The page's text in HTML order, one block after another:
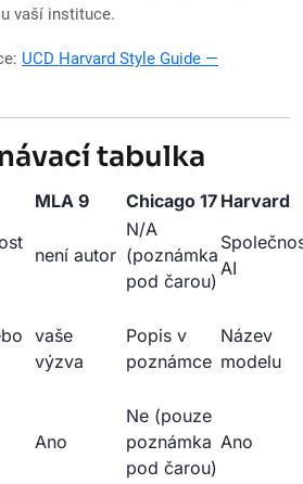
vaší instituce.
UCD Harvard Style Guide —
tabulka
MLA 9 Chicago 17 Harvard
není autor
N/A
(poznámka
pod čarou)
AI
vaše
výzva
Popis v
poznámce
Název
modelu
Ano
Ne (pouze
poznámka
pod čarou)
Ano